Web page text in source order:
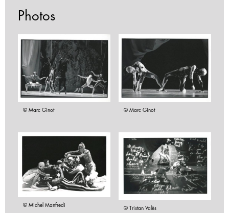
Photos
© Marc Ginot © Marc Ginot
© Michel Manfredi
© Tristan Valès